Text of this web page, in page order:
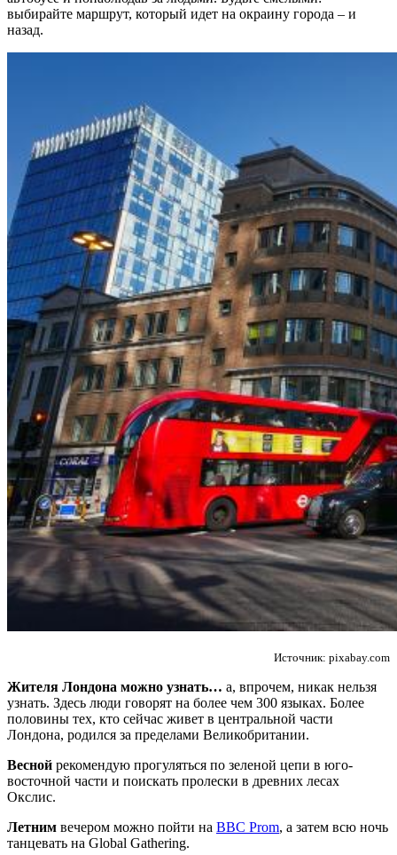
выбирайте маршрут, который идет на окраину города – и
назад.
Источник: pixabay.com
Жителя Лондона можно узнать… а, впрочем, никак нельзя
узнать. Здесь люди говорят на более чем 300 языках. Более
половины тех, кто сейчас живет в центральной части
Лондона, родился за пределами Великобритании.
Весной рекомендую прогуляться по зеленой цепи в юго-
восточной части и поискать пролески в древних лесах
Окслис.
Летним вечером можно пойти на BBC Prom, а затем всю ночь
танцевать на Global Gathering.